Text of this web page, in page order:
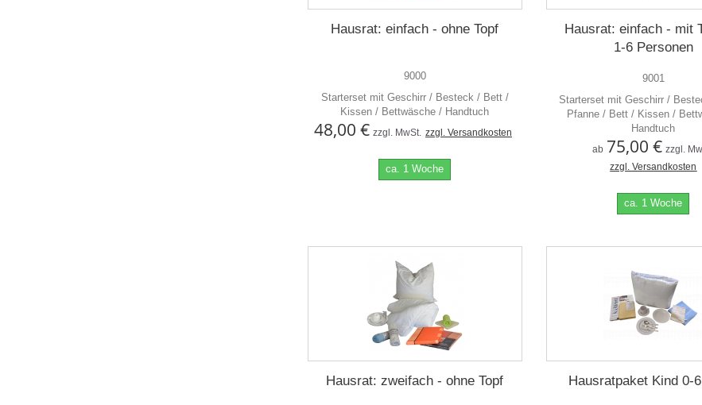
Hausrat: einfach - ohne Topf
9000
Starterset mit Geschirr / Besteck / Bett /
Kissen / Bettwäsche / Handtuch
48,00 € zzgl. MwSt. zzgl. Versandkosten
ca. 1 Woche
Hausrat: einfach - mit
1-6 Personen
9001
Starterset mit Geschirr /
Pfanne / Bett / Kissen /
Handtuch
ab 75,00 € zzgl.
zzgl. Versandkosten
ca. 1 Woche
Hausrat: zweifach - ohne Topf Hausratpaket Kind 0-